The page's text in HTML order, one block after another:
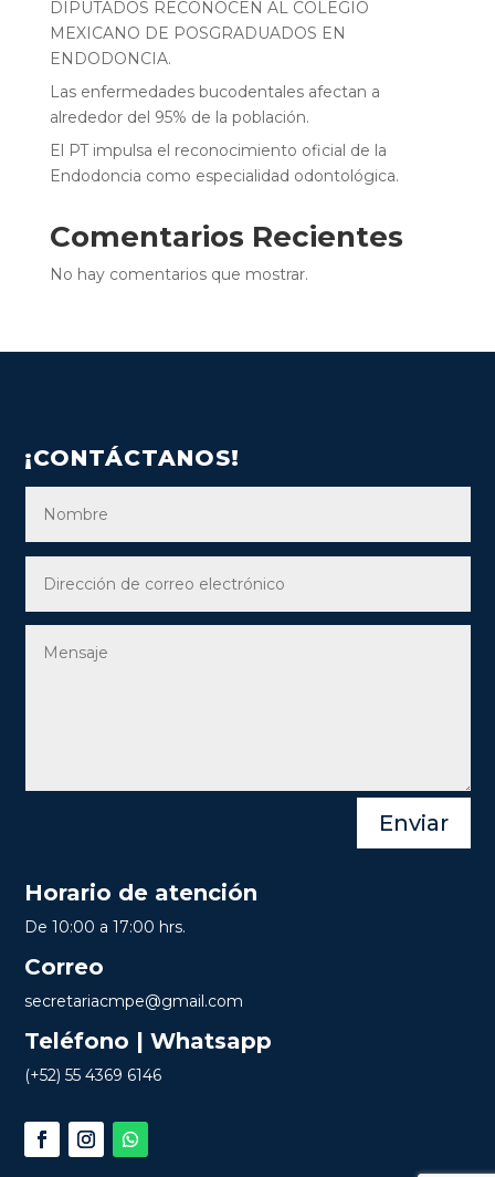
DIPUTADOS RECONOCEN AL COLEGIO
MEXICANO DE POSGRADUADOS EN
ENDODONCIA.
Las enfermedades bucodentales afectan a
alrededor del 95% de la población.
El PT impulsa el reconocimiento oficial de la
Endodoncia como especialidad odontológica.
Comentarios Recientes
No hay comentarios que mostrar.
¡CONTÁCTANOS!
Enviar
Horario de atención
De 10:00 a 17:00 hrs.
Correo
secretariacmpe@gmail.com
Teléfono | Whatsapp
(+52) 55 4369 6146